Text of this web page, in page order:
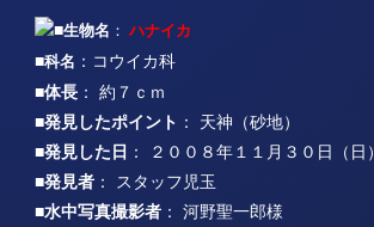
■生物名 ： ハナイカ
■科名 ：コウイカ科
■体長： 約７ｃｍ
■発見したポイント ： 天神（砂地）
■発見した日 ： ２００８年１１月３０日（日）
■発見者： スタッフ児玉
■水中写真撮影者： 河野聖一郎様